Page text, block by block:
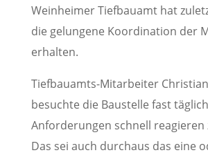
Weinheimer Tiefbauamt hat
die gelungene Koordination der
erhalten.
Tiefbauamts-Mitarbeiter
besuchte die Baustelle fast
Anforderungen schnell reagieren
Das sei auch durchaus das eine